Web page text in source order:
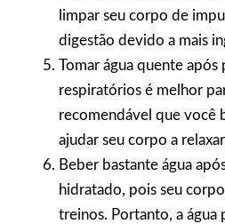
limpar seu corpo de
digestão devido a mais
Tomar água quente após
respiratórios é melhor
recomendável que você
ajudar seu corpo a
Beber bastante água
hidratado, pois seu
treinos. Portanto, a água